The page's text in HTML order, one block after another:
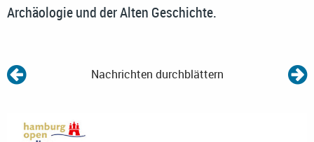
Archäologie und der Alten Geschichte.
Nachrichten durchblättern